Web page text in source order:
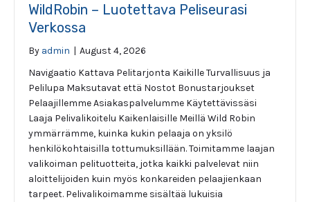
WildRobin – Luotettava Peliseurasi
Verkossa
By admin | August 4, 2026
Navigaatio Kattava Pelitarjonta Kaikille Turvallisuus ja
Pelilupa Maksutavat että Nostot Bonustarjoukset
Pelaajillemme Asiakaspalvelumme Käytettävissäsi
Laaja Pelivalikoitelu Kaikenlaisille Meillä Wild Robin
ymmärrämme, kuinka kukin pelaaja on yksilö
henkilökohtaisilla tottumuksillään. Toimitamme laajan
valikoiman pelituotteita, jotka kaikki palvelevat niin
aloittelijoiden kuin myös konkareiden pelaajienkaan
tarpeet. Pelivalikoimamme sisältää lukuisia